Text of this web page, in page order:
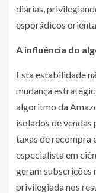
diárias,
esporádicos
A influência do
Esta estabilidade
mudança
algoritmo da
isolados de
taxas de recompra
especialista em
geram subscrições
privilegiada nos